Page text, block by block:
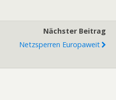
Nächster Beitrag
Netzsperren Europaweit